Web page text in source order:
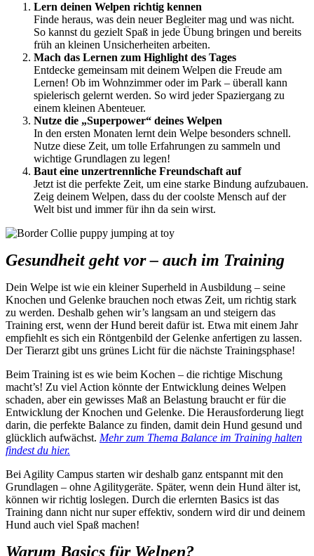
Lern deinen Welpen richtig kennen
Finde heraus, was dein neuer Begleiter mag und was nicht.
So kannst du gezielt Spaß in jede Übung bringen und bereits
früh an kleinen Unsicherheiten arbeiten.
Mach das Lernen zum Highlight des Tages
Entdecke gemeinsam mit deinem Welpen die Freude am
Lernen! Ob im Wohnzimmer oder im Park – überall kann
spielerisch gelernt werden. So wird jeder Spaziergang zu
einem kleinen Abenteuer.
Nutze die „Superpower“ deines Welpen
In den ersten Monaten lernt dein Welpe besonders schnell.
Nutze diese Zeit, um tolle Erfahrungen zu sammeln und
wichtige Grundlagen zu legen!
Baut eine unzertrennliche Freundschaft auf
Jetzt ist die perfekte Zeit, um eine starke Bindung aufzubauen.
Zeig deinem Welpen, dass du der coolste Mensch auf der
Welt bist und immer für ihn da sein wirst.
Gesundheit geht vor – auch im Training
Dein Welpe ist wie ein kleiner Superheld in Ausbildung – seine
Knochen und Gelenke brauchen noch etwas Zeit, um richtig stark
zu werden. Deshalb gehen wir’s langsam an und steigern das
Training erst, wenn der Hund bereit dafür ist. Etwa mit einem Jahr
empfiehlt es sich ein Röntgenbild der Gelenke anfertigen zu lassen.
Der Tierarzt gibt uns grünes Licht für die nächste Trainingsphase!
Beim Training ist es wie beim Kochen – die richtige Mischung
macht’s! Zu viel Action könnte der Entwicklung deines Welpen
schaden, aber ein gewisses Maß an Belastung braucht er für die
Entwicklung der Knochen und Gelenke. Die Herausforderung liegt
darin, die perfekte Balance zu finden, damit dein Hund gesund und
glücklich aufwächst. Mehr zum Thema Balance im Training halten
findest du hier.
Bei Agility Campus starten wir deshalb ganz entspannt mit den
Grundlagen – ohne Agilitygeräte. Später, wenn dein Hund älter ist,
können wir richtig loslegen. Durch die erlernten Basics ist das
Training dann nicht nur super effektiv, sondern wird dir und deinem
Hund auch viel Spaß machen!
Warum Basics für Welpen?